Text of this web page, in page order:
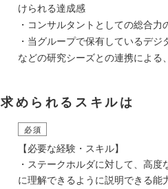
けられる達成感
・コンサルタントとしての総合
・当グループで保有しているデ
などの研究シーズとの連携によ
求められるスキルは
必須
【必要な経験・スキル】
・ステークホルダに対して、高
に理解できるように説明できる能